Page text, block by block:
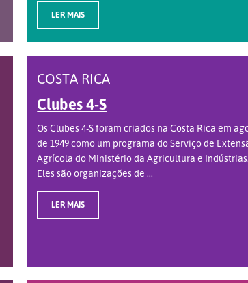
LER MAIS
COSTA RICA
Clubes 4-S
Os Clubes 4-S foram criados na Costa Rica em
de 1949 como um programa do Serviço de
Agrícola do Ministério da Agricultura e Indústrias.
Eles são organizações de ...
LER MAIS